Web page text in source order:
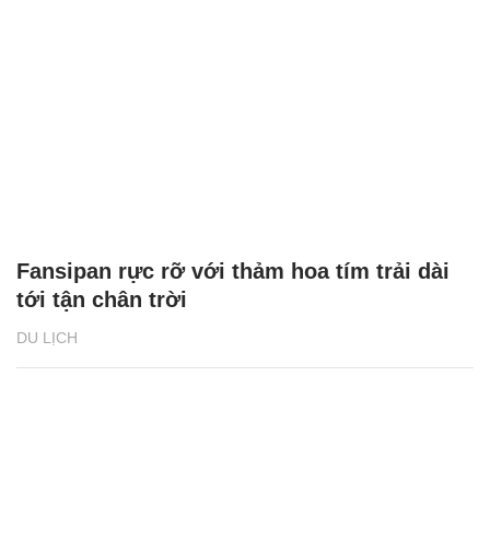
DU LỊCH
Fansipan rực rỡ với thảm hoa tím trải dài
tới tận chân trời